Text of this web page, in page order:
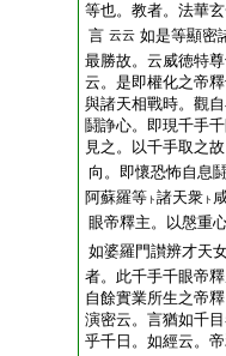
等也。教者。法華
言 云云 如是等顯密
最勝故。云威徳特
云。是即權化之帝
與諸天相戰時。觀
鬪諍心。即現千手
見之。以千手取之
向。即懷恐怖自息
阿蘇羅等 ト 諸天衆 ト
眼帝釋主。以慇重
如婆羅門讃辨才天
者。此千手千眼帝
自餘實業所生之帝釋
演密云。言猶如千
乎千日。如經云。